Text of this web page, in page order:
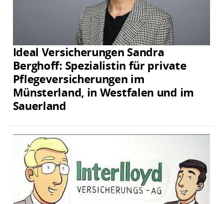
Ideal Versicherungen Sandra
Berghoff: Spezialistin für private
Pflegeversicherungen im
Münsterland, in Westfalen und im
Sauerland